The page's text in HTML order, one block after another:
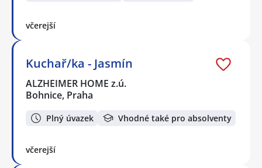
včerejší
Kuchař/ka - Jasmín
ALZHEIMER HOME z.ú.
Bohnice, Praha
Plný úvazek Vhodné také pro absolventy
včerejší